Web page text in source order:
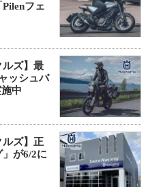
フェ
ルズ】最
ッシュバ
中
ルズ】正
が6/2に